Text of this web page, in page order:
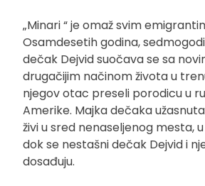
„Minari “ je omaž svim
Osamdesetih godina,
dečak Dejvid suočava se sa
drugačijim načinom života u
njegov otac preseli porodicu u
Amerike. Majka dečaka
živi u sred nenaseljenog mesta,
dok se nestašni dečak Dejvid i
dosađuju.